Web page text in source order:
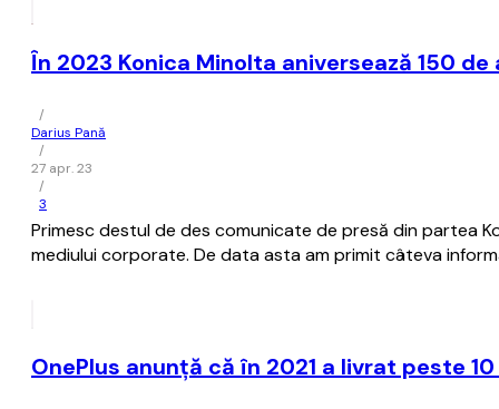
În 2023 Konica Minolta aniversează 150
/
Darius Pană
/
27 apr. 23
/
3
Primesc destul de des comunicate de presă din partea
mediului corporate. De data asta am primit câteva
OnePlus anunţă că în 2021 a livrat peste